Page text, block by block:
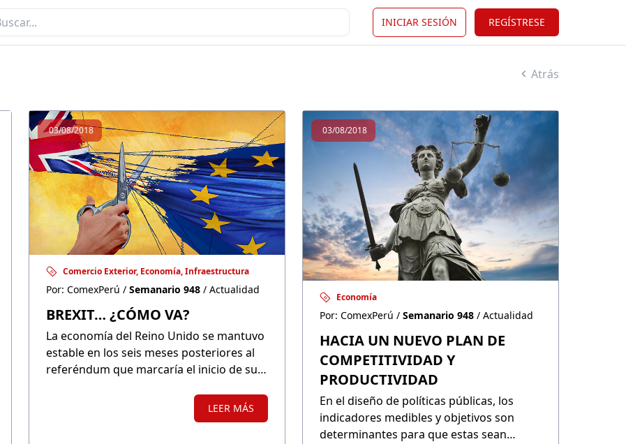
INICIAR SESIÓN REGÍSTRESE
SEMANARIO 948
Atrás
03/08/2018
Comercio Exterior, Economía, Infraestructura
Por: ComexPerú / Semanario 948 / Actualidad
BREXIT… ¿CÓMO VA?
La economía del Reino Unido se mantuvo
estable en los seis meses posteriores al
referéndum que marcaría el inicio de su
Europea; sin embargo, desde principios
de 2017, su crecimiento viene
LEER MÁS
03/08/2018
Economía
Por: ComexPerú / Semanario 948 / Actualidad
HACIA UN NUEVO PLAN DE
COMPETITIVIDAD Y
PRODUCTIVIDAD
En el diseño de políticas públicas, los
indicadores medibles y objetivos son
determinantes para que estas sean